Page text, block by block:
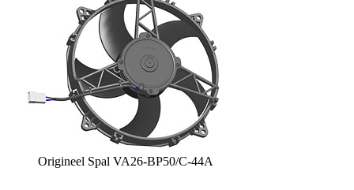
Origineel Spal VA26-BP50/C-44A